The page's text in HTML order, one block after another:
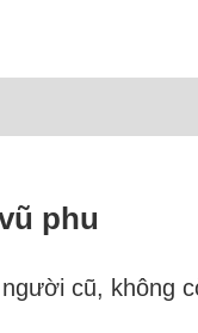
phu
cũ, không